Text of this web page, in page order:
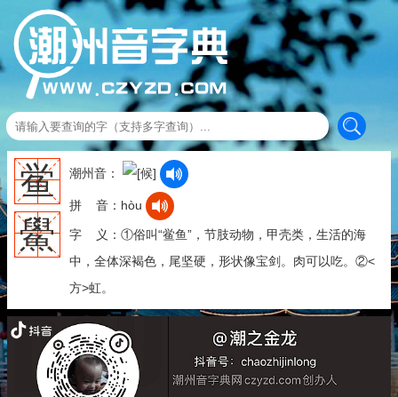
鲎
鱟
潮州音：
拼 音：hòu
字 义：①俗叫“鲎鱼”，节肢动物，甲壳类，生活的海
中，全体深褐色，尾坚硬，形状像宝剑。肉可以吃。②<
方>虹。